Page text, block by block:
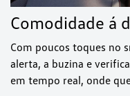
Comodidade á
Com poucos toques no
alerta, a buzina e
em tempo real, onde